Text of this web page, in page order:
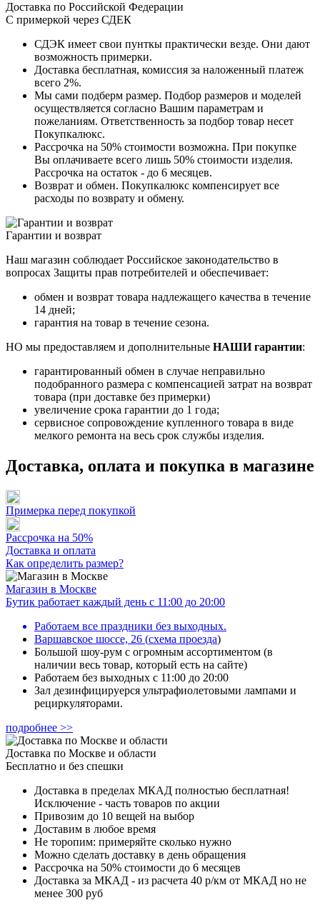
Доставка по Российской Федерации
С примеркой через СДЕК
СДЭК имеет свои пунткы практически везде. Они дают
возможность примерки.
Доставка бесплатная, комиссия за наложенный платеж
всего 2%.
Мы сами подберм размер. Подбор размеров и моделей
осуществляется согласно Вашим параметрам и
пожеланиям. Ответственность за подбор товар несет
Покупкалюкс.
Рассрочка на 50% стоимости возможна. При покупке
Вы оплачиваете всего лишь 50% стоимости изделия.
Рассрочка на остаток - до 6 месяцев.
Возврат и обмен. Покупкалюкс компенсирует все
расходы по возврату и обмену.
Гарантии и возврат
Наш магазин соблюдает Российское законодательство в
вопросах Защиты прав потребителей и обеспечивает:
обмен и возврат товара надлежащего качества в течение
14 дней;
гарантия на товар в течение сезона.
НО мы предоставляем и дополнительные НАШИ гарантии:
гарантированный обмен в случае неправильно
подобранного размера с компенсацией затрат на возврат
товара (при доставке без примерки)
увеличение срока гарантии до 1 года;
сервисное сопровождение купленного товара в виде
мелкого ремонта на весь срок службы изделия.
Доставка, оплата и покупка в магазине
Примерка перед покупкой
Рассрочка на 50%
Доставка и оплата
Как определить размер?
Магазин в Москве
Бутик работает каждый день с 11:00 до 20:00
Работаем все праздники без выходных.
Варшавское шоссе, 26 (схема проезда)
Большой шоу-рум с огромным ассортиментом (в
наличии весь товар, который есть на сайте)
Работаем без выходных с 11:00 до 20:00
Зал дезинфицируерся ультрафиолетовыми лампами и
рециркуляторами.
подробнее >>
Доставка по Москве и области
Бесплатно и без спешки
Доставка в пределах МКАД полностью бесплатная!
Исключение - часть товаров по акции
Привозим до 10 вещей на выбор
Доставим в любое время
Не торопим: примеряйте сколько нужно
Можно сделать доставку в день обращения
Рассрочка на 50% стоимости до 6 месяцев
Доставка за МКАД - из расчета 40 р/км от МКАД но не
менее 300 руб